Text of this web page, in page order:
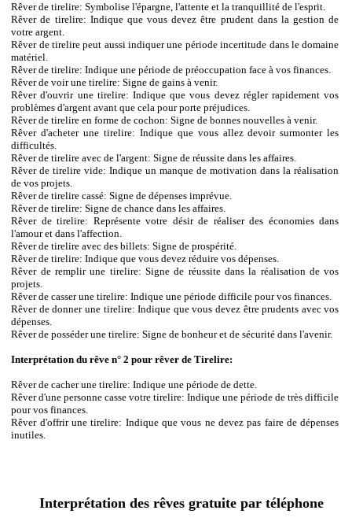
Rêver de tirelire: Symbolise l'épargne, l'attente et la tranquillité de l'esprit.
Rêver de tirelire: Indique que vous devez être prudent dans la gestion de
votre argent.
Rêver de tirelire peut aussi indiquer une période incertitude dans le domaine
matériel.
Rêver de tirelire: Indique une période de préoccupation face à vos finances.
Rêver de voir une tirelire: Signe de gains à venir.
Rêver d'ouvrir une tirelire: Indique que vous devez régler rapidement vos
problèmes d'argent avant que cela pour porte préjudices.
Rêver de tirelire en forme de cochon: Signe de bonnes nouvelles à venir.
Rêver d'acheter une tirelire: Indique que vous allez devoir surmonter les
difficultés.
Rêver de tirelire avec de l'argent: Signe de réussite dans les affaires.
Rêver de tirelire vide: Indique un manque de motivation dans la réalisation
de vos projets.
Rêver de tirelire cassé: Signe de dépenses imprévue.
Rêver de tirelire: Signe de chance dans les affaires.
Rêver de tirelire: Représente votre désir de réaliser des économies dans
l'amour et dans l'affection.
Rêver de tirelire avec des billets: Signe de prospérité.
Rêver de tirelire: Indique que vous devez réduire vos dépenses.
Rêver de remplir une tirelire: Signe de réussite dans la réalisation de vos
projets.
Rêver de casser une tirelire: Indique une période difficile pour vos finances.
Rêver de donner une tirelire: Indique que vous devez être prudents avec vos
dépenses.
Rêver de posséder une tirelire: Signe de bonheur et de sécurité dans l'avenir.
Interprétation du rêve n° 2 pour rêver de Tirelire:
Rêver de cacher une tirelire: Indique une période de dette.
Rêver d'une personne casse votre tirelire: Indique une période de très difficile
pour vos finances.
Rêver d'offrir une tirelire: Indique que vous ne devez pas faire de dépenses
inutiles.
Interprétation des rêves gratuite par téléphone